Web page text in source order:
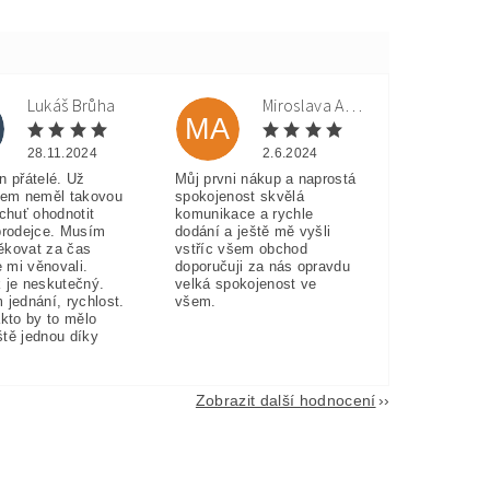
Lukáš Brůha
28.11.2024
přátelé. Už
neměl takovou
ohodnotit
Musím
za čas
věnovali.
je neskutečný.
jednání, rychlost.
by to mělo
jednou díky
MA
Miroslava Andorková
2.6.2024
Můj prvni nákup a naprostá
spokojenost skvělá
komunikace a rychle
dodání a ještě mě vyšli
vstříc všem obchod
doporučuji za nás opravdu
velká spokojenost ve
všem.
Zobrazit další hodnocení